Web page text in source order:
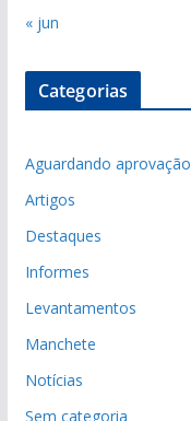
« jun
Categorias
Aguardando aprovação
Artigos
Destaques
Informes
Levantamentos
Manchete
Notícias
Sem categoria